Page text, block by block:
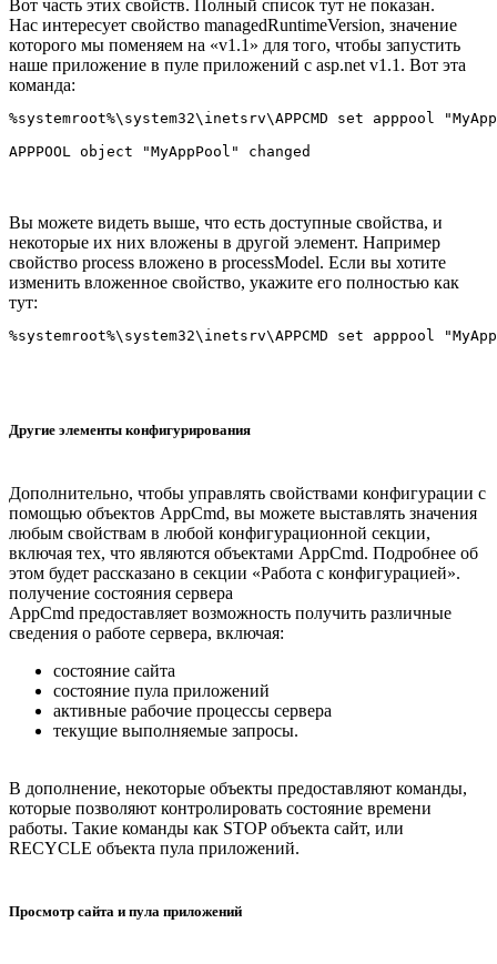
Вот часть этих свойств. Полный список тут не показан.
Нас интересует свойство managedRuntimeVersion, значение
которого мы поменяем на «v1.1» для того, чтобы запустить
наше приложение в пуле приложений с asp.net v1.1. Вот эта
команда:
%systemroot%\system32\inetsrv\APPCMD set apppool
Вы можете видеть выше, что есть доступные свойства, и
некоторые их них вложены в другой элемент. Например
свойство process вложено в processModel. Если вы хотите
изменить вложенное свойство, укажите его полностью как
тут:
Другие элементы конфигурирования
Дополнительно, чтобы управлять свойствами конфигурации с
помощью объектов AppCmd, вы можете выставлять значения
любым свойствам в любой конфигурационной секции,
включая тех, что являются объектами AppCmd. Подробнее об
этом будет рассказано в секции «Работа с конфигурацией».
получение состояния сервера
AppCmd предоставляет возможность получить различные
сведения о работе сервера, включая:
состояние сайта
состояние пула приложений
активные рабочие процессы сервера
текущие выполняемые запросы.
В дополнение, некоторые объекты предоставляют команды,
которые позволяют контролировать состояние времени
работы. Такие команды как STOP объекта сайт, или
RECYCLE объекта пула приложений.
Просмотр сайта и пула приложений